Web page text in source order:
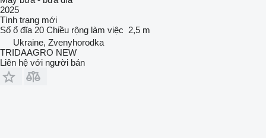
2025
Tình trạng mới
Số ổ đĩa 20 Chiều rộng làm việc 2,5 m
Ukraine, Zvenyhorodka
TRIDAAGRO NEW
Liên hệ với người bán